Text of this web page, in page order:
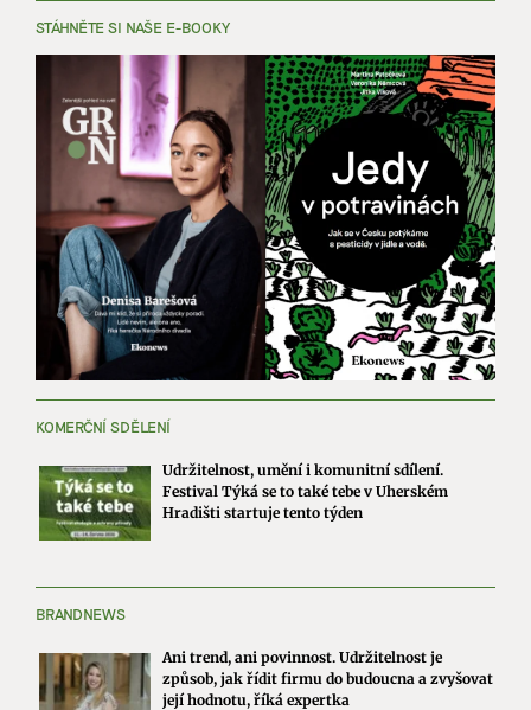
STÁHNĚTE SI NAŠE E-BOOKY
KOMERČNÍ SDĚLENÍ
Udržitelnost, umění i komunitní sdílení.
Festival Týká se to také tebe v Uherském
Hradišti startuje tento týden
BRANDNEWS
Ani trend, ani povinnost. Udržitelnost je
způsob, jak řídit firmu do budoucna a zvyšovat
její hodnotu, říká expertka